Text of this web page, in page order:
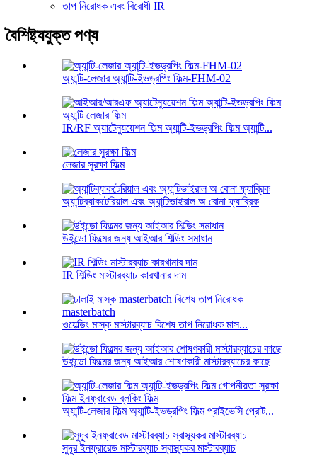
তাপ নিরোধক এবং বিরোধী IR
বৈশিষ্ট্যযুক্ত পণ্য
অ্যান্টি-লেজার অ্যান্টি-ইভড্রপিং ফিল্ম-FHM-02
IR/RF অ্যাটেন্যুয়েশন ফিল্ম অ্যান্টি-ইভড্রপিং ফিল্ম অ্যান্টি...
লেজার সুরক্ষা ফিল্ম
অ্যান্টিব্যাকটেরিয়াল এবং অ্যান্টিভাইরাল অ বোনা ফ্যাব্রিক
উইন্ডো ফিল্মের জন্য আইআর শিল্ডিং সমাধান
IR শিল্ডিং মাস্টারব্যাচ কারখানার দাম
ওয়েল্ডিং মাস্ক মাস্টারব্যাচ বিশেষ তাপ নিরোধক মাস...
উইন্ডো ফিল্মের জন্য আইআর শোষণকারী মাস্টারব্যাচের কাছে
অ্যান্টি-লেজার ফিল্ম অ্যান্টি-ইভড্রপিং ফিল্ম প্রাইভেসি প্রোট...
সুদূর ইনফ্রারেড মাস্টারব্যাচ স্বাস্থ্যকর মাস্টারব্যাচ